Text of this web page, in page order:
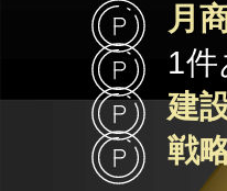
月
1件
建
戦